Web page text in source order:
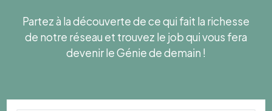
Partez à la découverte de ce qui fait la richesse
de notre réseau et trouvez le job qui vous fera
devenir le Génie de demain !